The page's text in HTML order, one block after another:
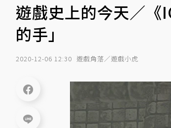
遊戲史上的今天／《
的手」
2020-12-06 12:30 遊戲角落／遊戲小虎